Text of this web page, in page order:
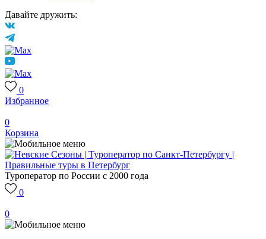
Давайте дружить:
0
Избранное
0
Корзина
Туроператор по России с 2000 года
0
0